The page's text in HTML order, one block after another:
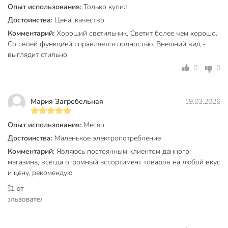
для создания локальных световых акцентов в зоне кресла
или дивана. Если вы сомневаетесь, какой напольный
светильник выбрать для современной квартиры, обратите
внимание на простоту управления: механический
выключатель надежен и интуитивно понятен, что
исключает поломки, характерные для сенсорных аналогов.
проверенное решение для освещения вашего дома с
гарантией качества и быстрой доставкой. Создайте
атмосферу комфорта уже сегодня.
Частые вопросы:
Какой тип лампы лучше всего подходит для этого
торшера?
Модель оснащена стандартным цоколем Е27, что
позволяет использовать светодиодные лампы мощностью
Опыт использования: Только купил
Достоинства: Цена, качество
Комментарий: Хороший светильник. Светит более чем хорошо.
Со своей функцией справляется полностью. Внешний вид -
выглядит стильно.
0
0
Мария Загребельная 19.03.2026
Опыт использования: Месяц
Достоинства: Маленькое электропотребление
Комментарий: Являюсь постоянным клиентом данного
магазина, всегда огромный ассортимент товаров на любой вкус
и цену, рекомендую